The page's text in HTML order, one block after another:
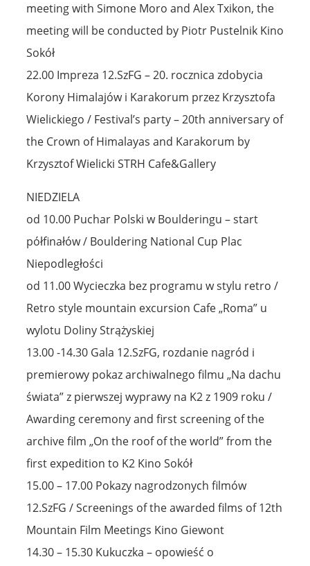
meeting with Simone Moro and Alex Txikon, the
meeting will be conducted by Piotr Pustelnik Kino
Sokół
22.00 Impreza 12.SzFG – 20. rocznica zdobycia
Korony Himalajów i Karakorum przez Krzysztofa
Wielickiego / Festival’s party – 20th anniversary of
the Crown of Himalayas and Karakorum by
Krzysztof Wielicki STRH Cafe&Gallery
NIEDZIELA
od 10.00 Puchar Polski w Boulderingu – start
półfinałów / Bouldering National Cup Plac
Niepodległości
od 11.00 Wycieczka bez programu w stylu retro /
Retro style mountain excursion Cafe „Roma” u
wylotu Doliny Strążyskiej
13.00 -14.30 Gala 12.SzFG, rozdanie nagród i
premierowy pokaz archiwalnego filmu „Na dachu
świata” z pierwszej wyprawy na K2 z 1909 roku /
Awarding ceremony and first screening of the
archive film „On the roof of the world” from the
first expedition to K2 Kino Sokół
15.00 – 17.00 Pokazy nagrodzonych filmów
12.SzFG / Screenings of the awarded films of 12th
Mountain Film Meetings Kino Giewont
14.30 – 15.30 Kukuczka – opowieść o